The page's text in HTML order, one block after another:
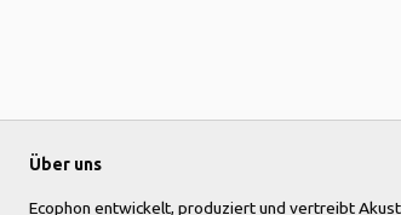
Über uns
Ecophon entwickelt, produziert und vertreibt